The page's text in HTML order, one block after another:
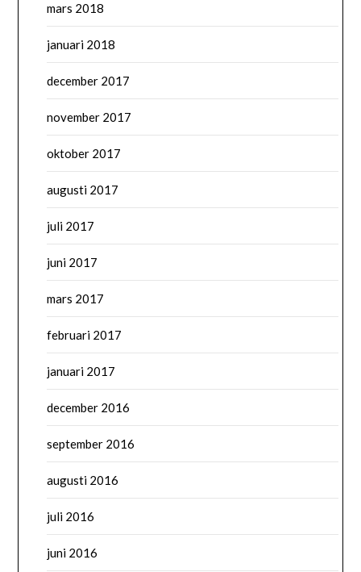
mars 2018
januari 2018
december 2017
november 2017
oktober 2017
augusti 2017
juli 2017
juni 2017
mars 2017
februari 2017
januari 2017
december 2016
september 2016
augusti 2016
juli 2016
juni 2016